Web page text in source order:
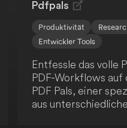
Pdfpals
Produktivität
Entwickler Tools
Entfessle das volle
PDF-Workflows
PDF Pals, einer
aus